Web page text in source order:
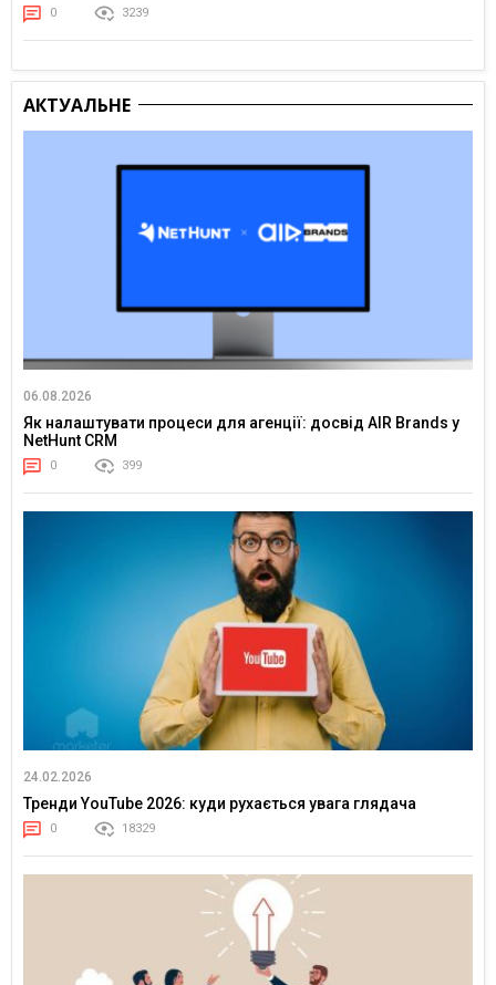
0 3239
АКТУАЛЬНЕ
06.08.2026
Як налаштувати процеси для агенції: досвід AIR Brands у
NetHunt CRM
0 399
24.02.2026
Тренди YouTube 2026: куди рухається увага глядача
0 18329